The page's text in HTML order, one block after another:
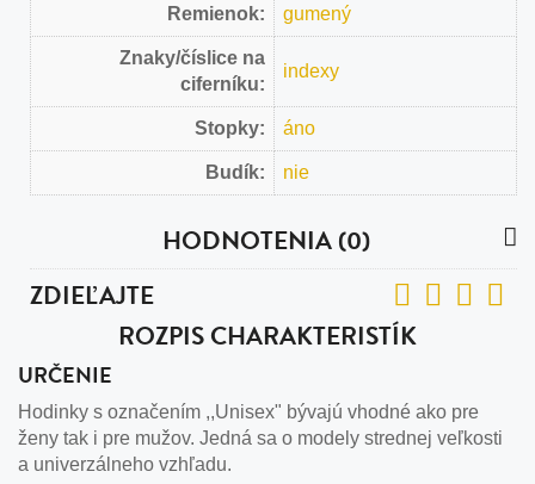
Remienok: gumený
Znaky/číslice na
ciferníku:
indexy
Stopky: áno
Budík: nie
HODNOTENIA (0)
ZDIEĽAJTE
ROZPIS CHARAKTERISTÍK
URČENIE
Hodinky s označením ,,Unisex" bývajú vhodné ako pre
ženy tak i pre mužov. Jedná sa o modely strednej veľkosti
a univerzálneho vzhľadu.